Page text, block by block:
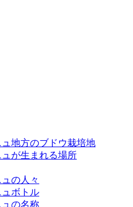
地方のブドウ栽培地
が生まれる場所
の人々
ボトル
の名称